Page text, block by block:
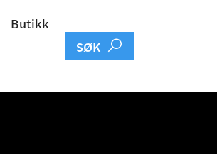
Butikk
SØK 